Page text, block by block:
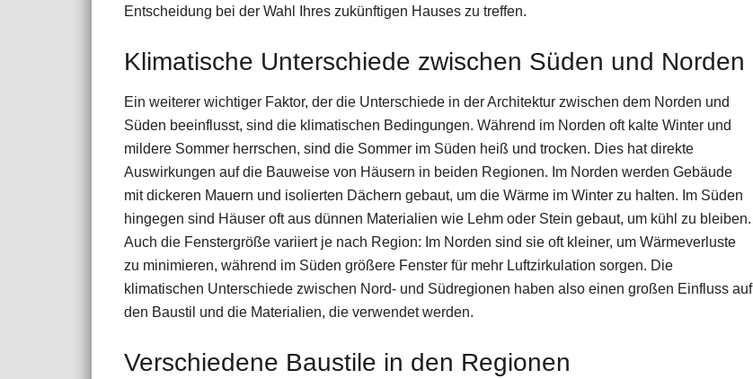
Entscheidung bei der Wahl Ihres zukünftigen Hauses zu treffen.
Klimatische Unterschiede zwischen Süden und Norden
Ein weiterer wichtiger Faktor, der die Unterschiede in der Architektur zwischen dem Norden und
Süden beeinflusst, sind die klimatischen Bedingungen. Während im Norden oft kalte Winter und
mildere Sommer herrschen, sind die Sommer im Süden heiß und trocken. Dies hat direkte
Auswirkungen auf die Bauweise von Häusern in beiden Regionen. Im Norden werden Gebäude
mit dickeren Mauern und isolierten Dächern gebaut, um die Wärme im Winter zu halten. Im Süden
hingegen sind Häuser oft aus dünnen Materialien wie Lehm oder Stein gebaut, um kühl zu bleiben.
Auch die Fenstergröße variiert je nach Region: Im Norden sind sie oft kleiner, um Wärmeverluste
zu minimieren, während im Süden größere Fenster für mehr Luftzirkulation sorgen. Die
klimatischen Unterschiede zwischen Nord- und Südregionen haben also einen großen Einfluss auf
den Baustil und die Materialien, die verwendet werden.
Verschiedene Baustile in den Regionen